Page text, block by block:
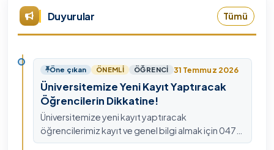
Duyurular Tümü
Öne çıkan ÖNEMLI ÖĞRENCI 31 Temmuz 2026
Üniversitemize Yeni Kayıt Yaptıracak
Öğrencilerin Dikkatine!
Üniversitemize yeni kayıt yaptıracak
öğrencilerimiz kayıt ve genel bilgi almak için 0478
211 75 75 Dahili: 1913 nolu telefondan